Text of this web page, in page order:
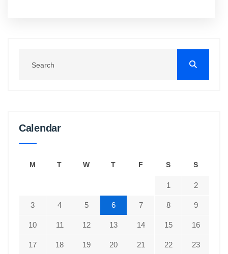
Calendar
M T W T F S S
1 2
3 4 5 6 7 8 9
10 11 12 13 14 15 16
17 18 19 20 21 22 23